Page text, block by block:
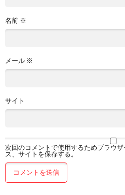
名前 ※
メール ※
サイト
次回のコメントで使用するためブラウ
ス、サイトを保存する。